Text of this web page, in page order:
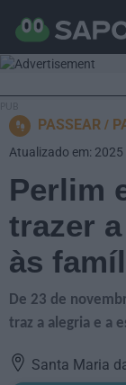
PASSEAR
Perlim
trazer
às
De 23 de
traz a alegria e a
Santa Maria
Atualizado em: 2025